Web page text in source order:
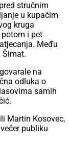
stručnim
u kupaćim
kruga
i pet
Među
Šimat.
na
odluka o
samih
Martin Kosovec,
publiku